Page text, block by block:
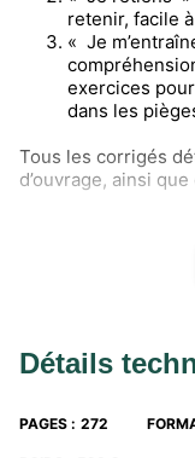
retenir, facile
« Je
exercices
dans les
Tous les corrigés
d’ouvrage, ainsi
Détails
PAGES : 272